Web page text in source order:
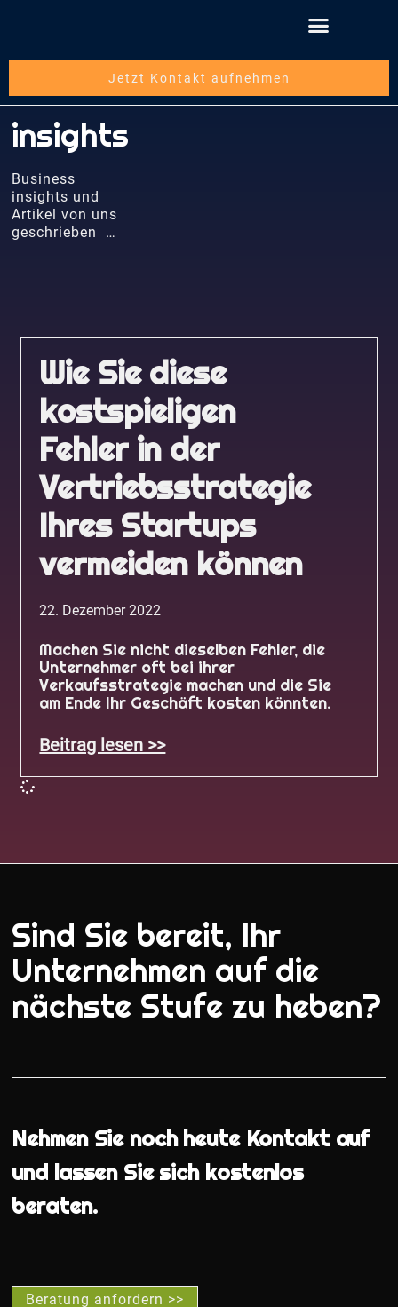
Jetzt Kontakt aufnehmen
insights
Business
insights und
Artikel von uns
geschrieben …
Wie Sie diese
kostspieligen
Fehler in der
Vertriebsstrategie
Ihres Startups
vermeiden können
22. Dezember 2022
Machen Sie nicht dieselben Fehler, die
Unternehmer oft bei ihrer
Verkaufsstrategie machen und die Sie
am Ende Ihr Geschäft kosten könnten.
Beitrag lesen >>
Sind Sie bereit, Ihr
Unternehmen auf die
nächste Stufe zu heben?
Nehmen Sie noch heute Kontakt auf
und lassen Sie sich kostenlos
beraten.
Beratung anfordern >>